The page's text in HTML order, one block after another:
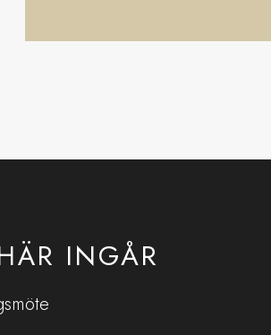
INGÅR